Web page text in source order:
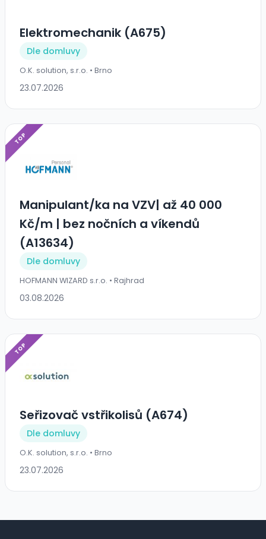
Elektromechanik (A675)
Dle domluvy
O.K. solution, s.r.o. • Brno
23.07.2026
TOP
Manipulant/ka na VZV| až 40 000
Kč/m | bez nočních a víkendů
(A13634)
Dle domluvy
HOFMANN WIZARD s.r.o. • Rajhrad
03.08.2026
TOP
Seřizovač vstřikolisů (A674)
Dle domluvy
O.K. solution, s.r.o. • Brno
23.07.2026